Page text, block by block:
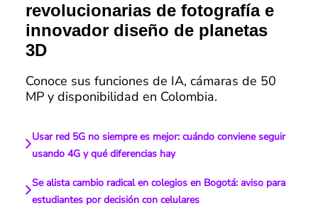
revolucionarias de fotografía e
innovador diseño de planetas
3D
Conoce sus funciones de IA, cámaras de 50
MP y disponibilidad en Colombia.
Usar red 5G no siempre es mejor: cuándo conviene seguir
usando 4G y qué diferencias hay
Se alista cambio radical en colegios en Bogotá: aviso para
estudiantes por decisión con celulares